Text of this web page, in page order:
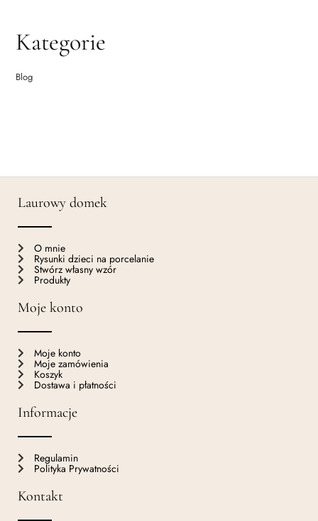
Kategorie
Blog
Laurowy domek
O mnie
Rysunki dzieci na porcelanie
Stwórz własny wzór
Produkty
Moje konto
Moje konto
Moje zamówienia
Koszyk
Dostawa i płatności
Informacje
Regulamin
Polityka Prywatności
Kontakt